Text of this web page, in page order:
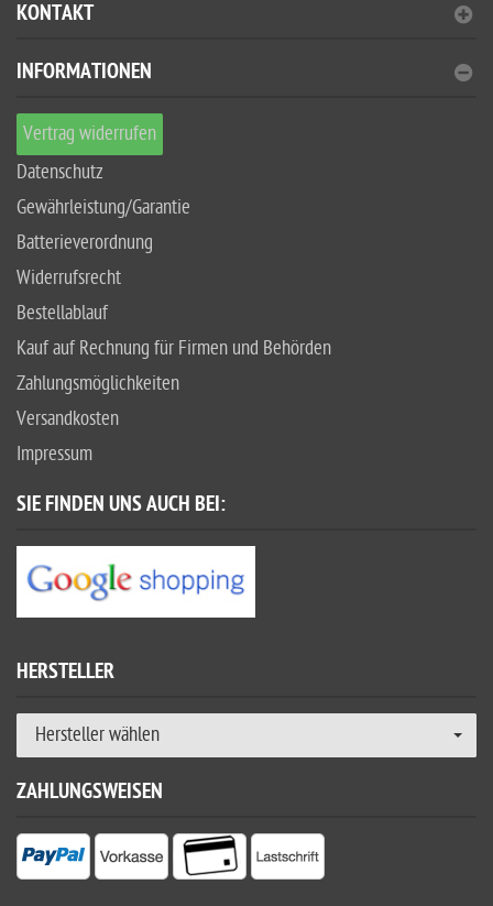
KONTAKT
INFORMATIONEN
Vertrag widerrufen
Datenschutz
Gewährleistung/Garantie
Batterieverordnung
Widerrufsrecht
Bestellablauf
Kauf auf Rechnung für Firmen und Behörden
Zahlungsmöglichkeiten
Versandkosten
Impressum
SIE FINDEN UNS AUCH BEI:
HERSTELLER
Hersteller wählen
ZAHLUNGSWEISEN